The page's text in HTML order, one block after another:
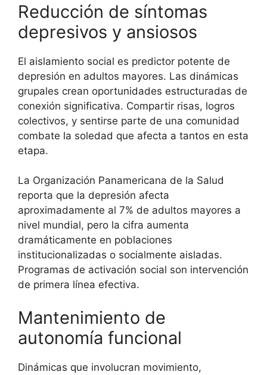
Reducción de síntomas
depresivos y ansiosos
El aislamiento social es predictor potente de
depresión en adultos mayores. Las dinámicas
grupales crean oportunidades estructuradas de
conexión significativa. Compartir risas, logros
colectivos, y sentirse parte de una comunidad
combate la soledad que afecta a tantos en esta
etapa.
La Organización Panamericana de la Salud
reporta que la depresión afecta
aproximadamente al 7% de adultos mayores a
nivel mundial, pero la cifra aumenta
dramáticamente en poblaciones
institucionalizadas o socialmente aisladas.
Programas de activación social son intervención
de primera línea efectiva.
Mantenimiento de
autonomía funcional
Dinámicas que involucran movimiento,